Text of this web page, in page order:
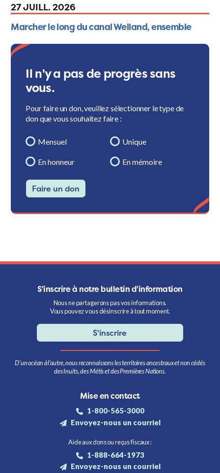
27 JUILL. 2026
Marcher le long du canal Welland, ensemble
Il n'y a pas de progrès sans
vous.
Pour faire un don, veuillez sélectionner le type de
don que vous souhaitez faire :
Mensuel Unique
En honneur En mémoire
Faire un don
S'inscrire à notre bulletin d'information
Nous ne partagerons pas vos informations.
Vous pouvez vous désinscrire à tout moment.
S'inscrire
D’un océan à l’autre, nous reconnaissons les territoires ancestraux et non cédés
des Inuits, des Métis et des Premières Nations.
Mise en contact
1-800-565-3000
Envoyez-nous un courriel
Aide aux dons ou reçus fiscaux :
1-888-664-1973
Envoyez-nous un courriel